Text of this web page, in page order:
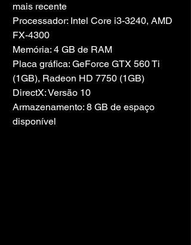
mais recente
Processador: Intel Core i3-3240, AMD
FX-4300
Memória: 4 GB de RAM
Placa gráfica: GeForce GTX 560 Ti
(1GB), Radeon HD 7750 (1GB)
DirectX: Versão 10
Armazenamento: 8 GB de espaço
disponível